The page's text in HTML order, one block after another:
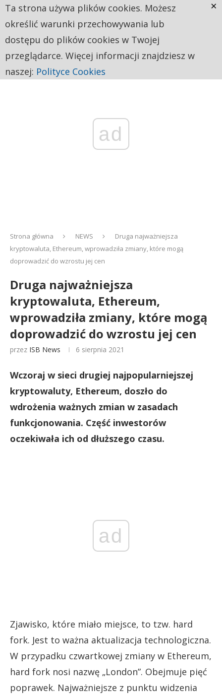
ad
Strona główna NEWS
Druga najważniejsza
kryptowaluta, Ethereum, wprowadziła zmiany, które mogą
doprowadzić do wzrostu jej cen
Druga najważniejsza
kryptowaluta, Ethereum,
wprowadziła zmiany, które mogą
doprowadzić do wzrostu jej cen
przez ISB News 6 sierpnia 2021
Wczoraj w sieci drugiej najpopularniejszej
kryptowaluty, Ethereum, doszło do
wdrożenia ważnych zmian w zasadach
funkcjonowania. Część inwestorów
oczekiwała ich od dłuższego czasu.
ad
Zjawisko, które miało miejsce, to tzw. hard
fork. Jest to ważna aktualizacja technologiczna.
W przypadku czwartkowej zmiany w Ethereum,
hard fork nosi nazwę „London”. Obejmuje pięć
poprawek. Najważniejsze z punktu widzenia
Ta strona używa plików cookies. Możesz
określić warunki przechowywania lub
dostępu do plików cookies w Twojej
przeglądarce. Więcej informacji znajdziesz w
naszej: Polityce Cookies
×